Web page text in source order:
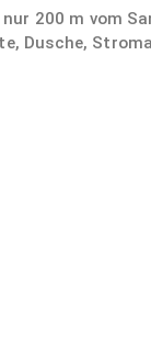
200 m vom
Dusche,